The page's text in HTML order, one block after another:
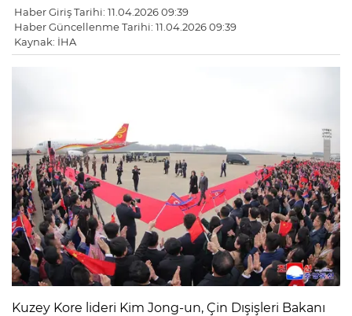
Haber Giriş Tarihi: 11.04.2026 09:39
Haber Güncellenme Tarihi: 11.04.2026 09:39
Kaynak: İHA
Kuzey Kore lideri Kim Jong-un, Çin Dışişleri Bakanı